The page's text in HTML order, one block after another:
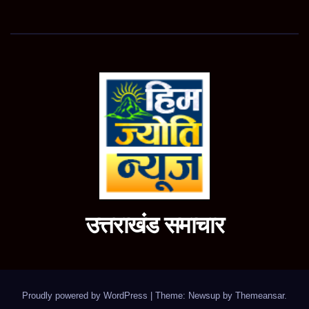
उत्तराखंड समाचार
Proudly powered by WordPress Theme: Newsup by Themeansar.